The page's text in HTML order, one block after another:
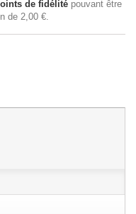
de fidélité pouvant être
de 2,00 €.